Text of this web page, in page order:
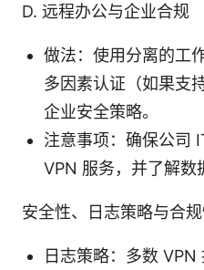
D. 远程办公与企业合规
做法：使用分离的工
多因素认证（如果支
企业安全策略。
注意事项：确保公司
VPN 服务，并了解数
安全性、日志策略与合
日志策略：多数